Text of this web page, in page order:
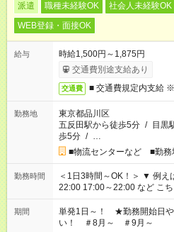
派遣 職種未経験OK 社会人未経験OK
WEB登録・面接OK
給与
時給1,500円～1,875円
交通費別途支給あり
交通費 ■ 交通費規定内支給
勤務地
東京都品川区
五反田駅から徒歩5分 / 目黒
歩5分 / …
■物流センターなど ■勤務
勤務時間
＜1日3時間～OK！＞ ▼ 例えば… ▼ 15:00～18:00 15:00～
22:00 17:00～22:00 など こちら以外の時間もお気軽にご相談く
ださい！
期間
単発1日～！ ★勤務開始日や
い！ ＃8月～ ＃9月～